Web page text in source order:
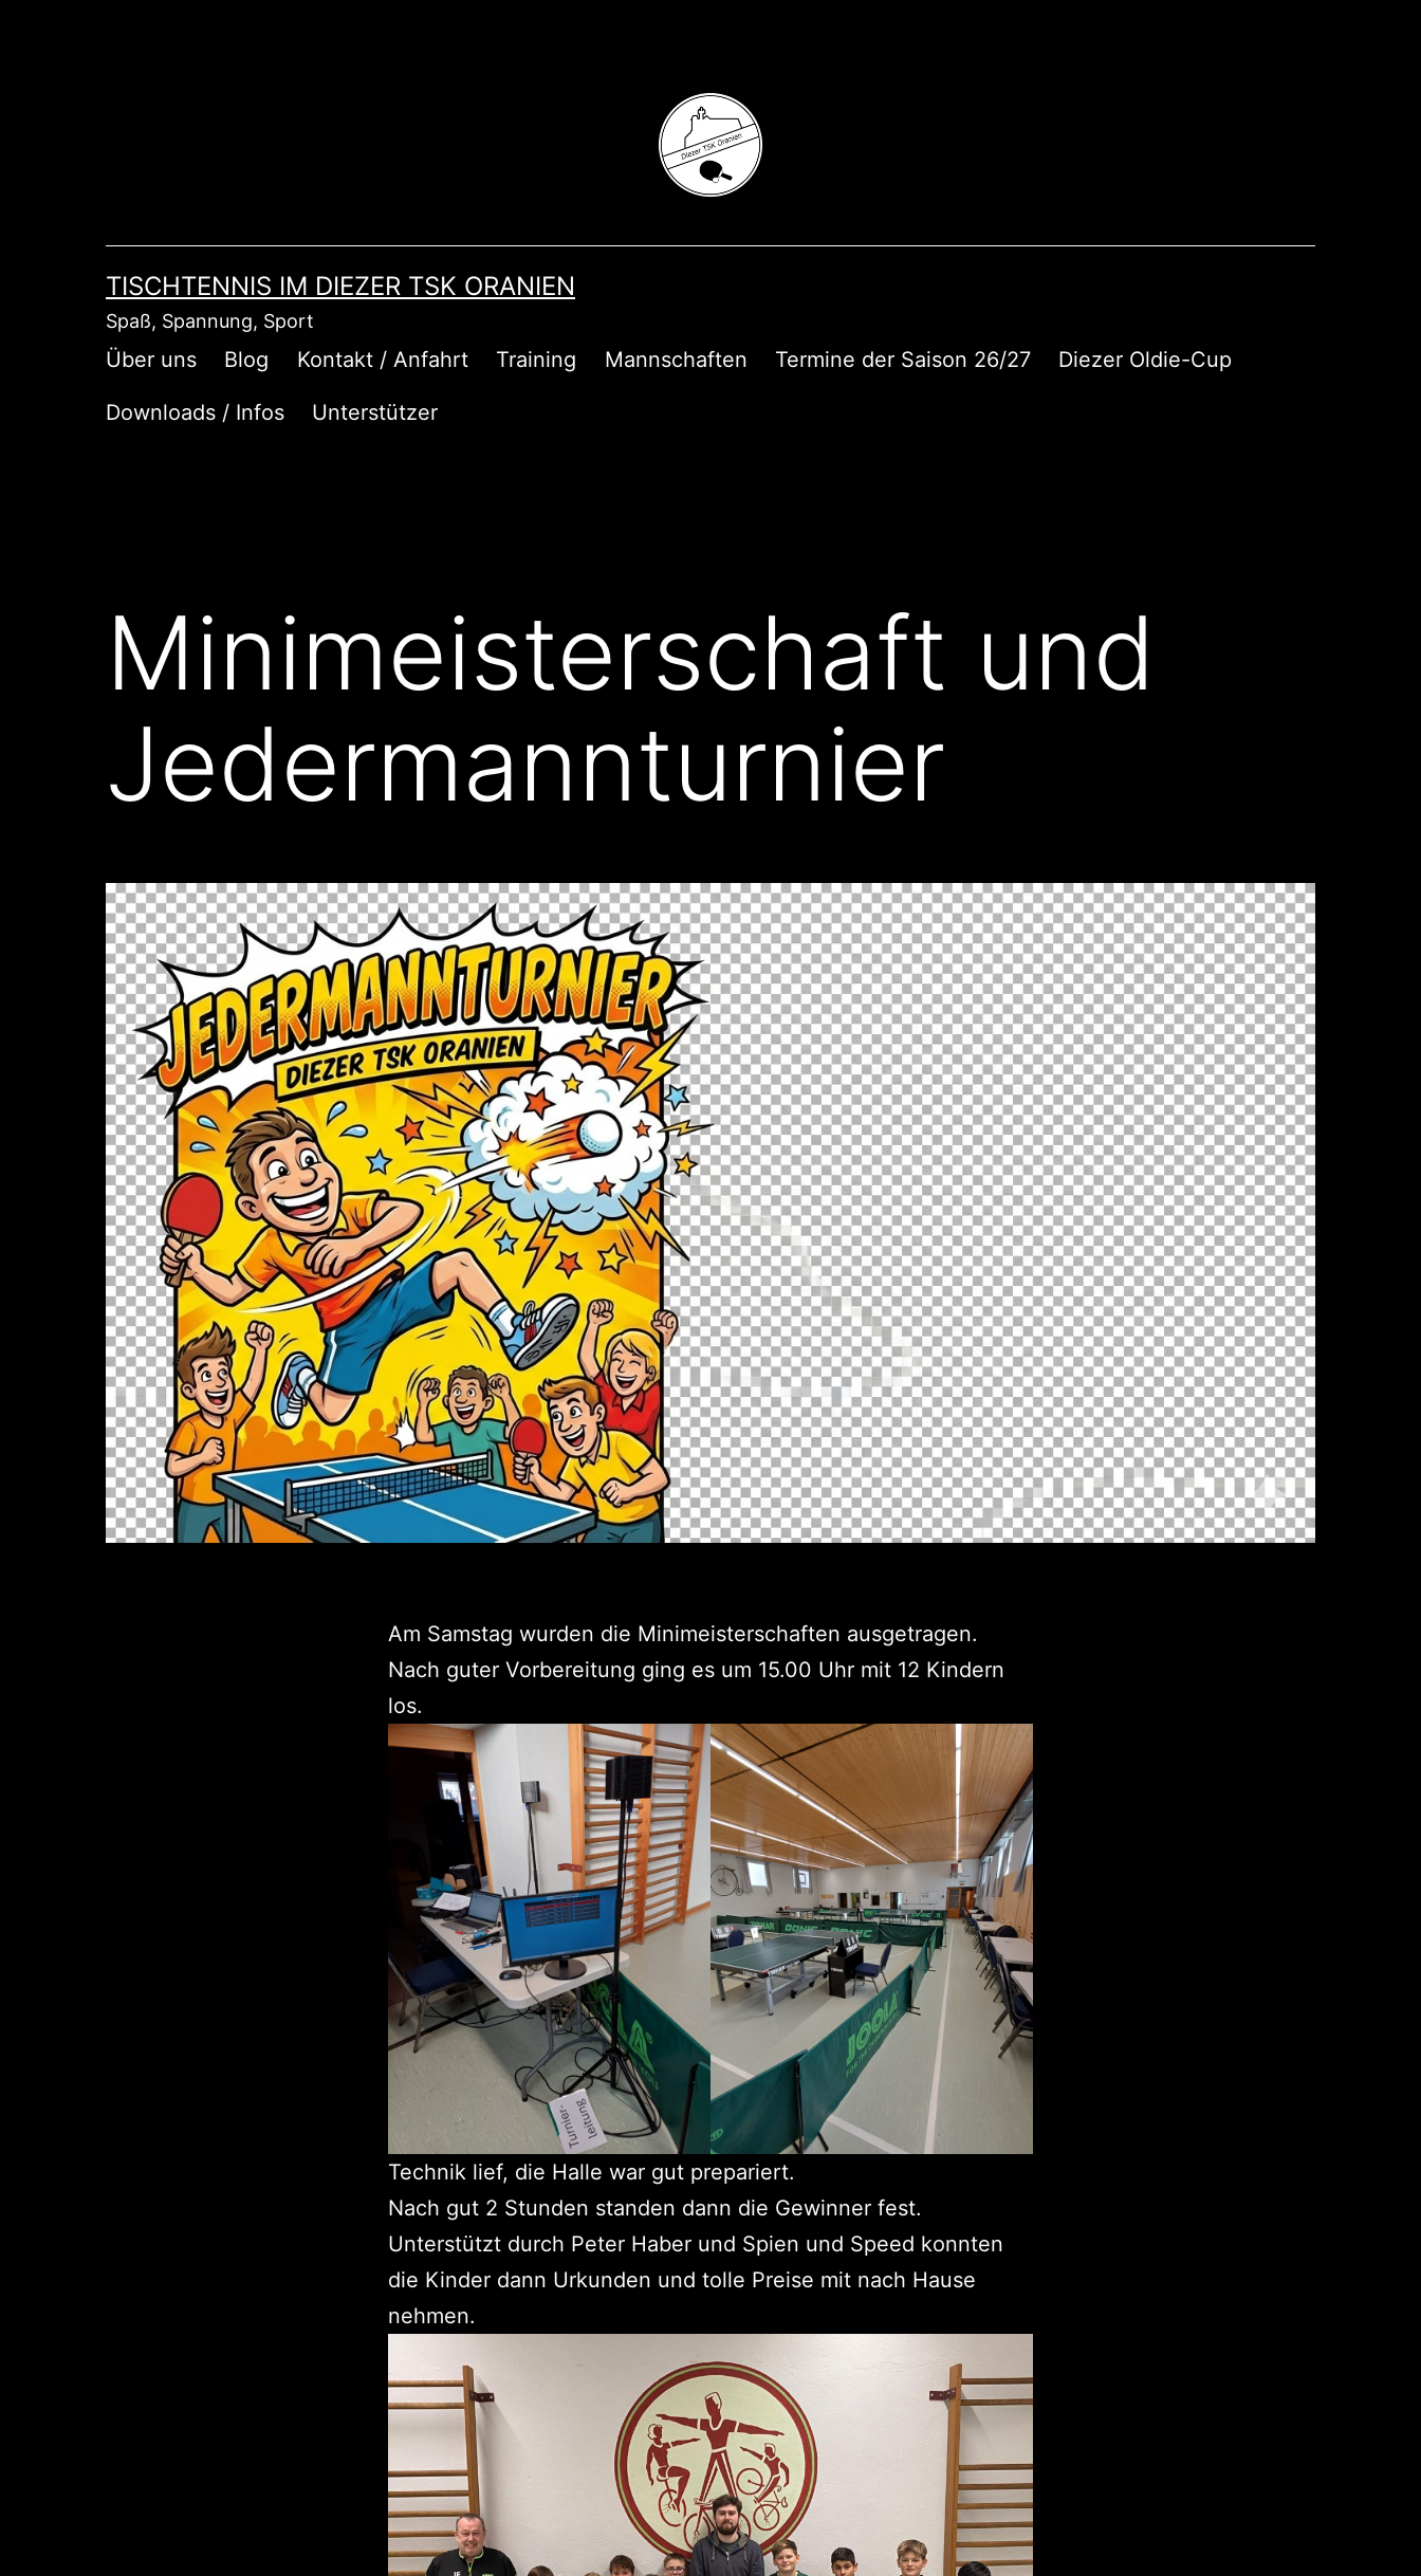
TISCHTENNIS IM DIEZER TSK ORANIEN
Spaß, Spannung, Sport
Über uns Blog Kontakt / Anfahrt Training Mannschaften Termine der Saison 26/27 Diezer Oldie-Cup
Downloads / Infos Unterstützer
Minimeisterschaft und
Jedermannturnier
Am Samstag wurden die Minimeisterschaften ausgetragen.
Nach guter Vorbereitung ging es um 15.00 Uhr mit 12 Kindern
los.
Technik lief, die Halle war gut prepariert.
Nach gut 2 Stunden standen dann die Gewinner fest.
Unterstützt durch Peter Haber und Spien und Speed konnten
die Kinder dann Urkunden und tolle Preise mit nach Hause
nehmen.